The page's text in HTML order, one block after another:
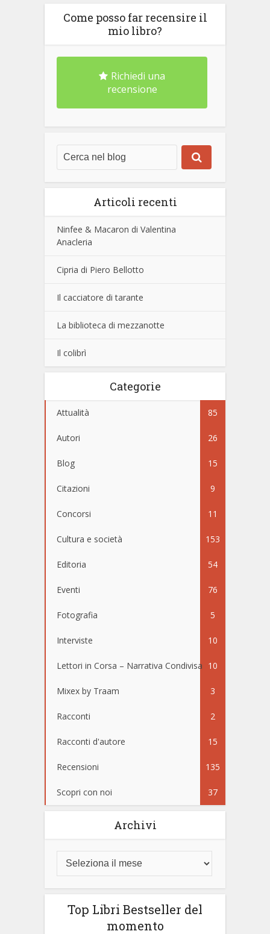
Come posso far recensire il
mio libro?
Richiedi una
recensione
Articoli recenti
Ninfee & Macaron di Valentina
Anacleria
Cipria di Piero Bellotto
Il cacciatore di tarante
La biblioteca di mezzanotte
Il colibrì
Categorie
Attualità 85
Autori 26
Blog 15
Citazioni 9
Concorsi 11
Cultura e società 153
Editoria 54
Eventi 76
Fotografia 5
Interviste 10
Lettori in Corsa – Narrativa Condivisa 10
Mixex by Traam 3
Racconti 2
Racconti d'autore 15
Recensioni 135
Scopri con noi 37
Archivi
Top Libri Bestseller del
momento